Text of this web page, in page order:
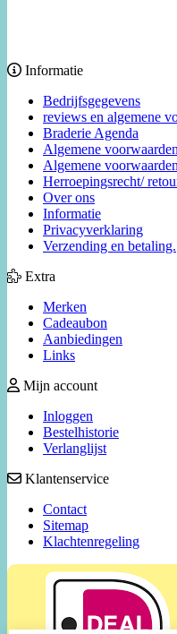
Informatie
Bedrijfsgegevens
reviews en algemene
Braderie Agenda
Algemene voorwaarden
Algemene
Herroepingsrecht/
Over ons
Informatie
Privacyverklaring
Verzending en betaling.
Extra
Merken
Cadeaubon
Aanbiedingen
Links
Mijn account
Inloggen
Bestelhistorie
Verlanglijst
Klantenservice
Contact
Sitemap
Klachtenregeling